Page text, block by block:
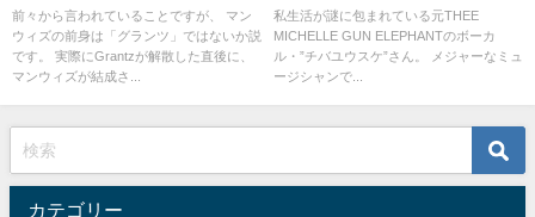
ナカ・リブ・モニカ・カミカ
ゼ・ジョニー
前々から言われていることですが、 マン
ウィズの前身は「グランツ」ではないか説
です。 実際にGrantzが解散した直後に、
マンウィズが結成さ...
本ヒロト流！
私生活が謎に包まれている元THEE
MICHELLE GUN ELEPHANTのボーカ
ル・”チバユウスケ”さん。 メジャーなミュ
ージシャンで...
カテゴリー